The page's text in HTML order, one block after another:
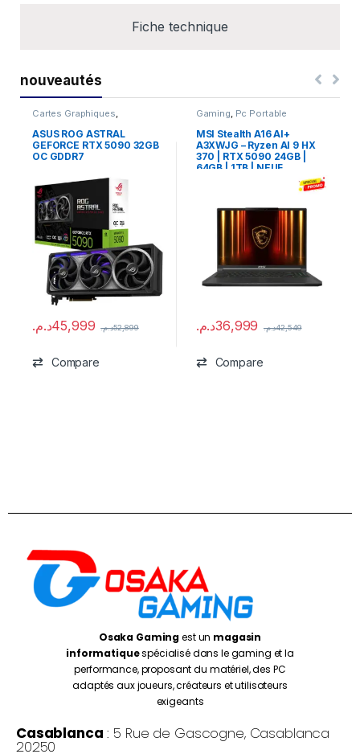
Fiche technique
nouveautés
Cartes Graphiques,
ASUS ROG ASTRAL
GEFORCE RTX 5090 32GB
OC GDDR7
45,999د.م. 52,899د.م.
Compare
Gaming, Pc Portable
MSI Stealth A16 AI+
A3XWJG – Ryzen AI 9 HX
370 | RTX 5090 24GB |
64GB | 1TB | NEUF
36,999د.م. 42,549د.م.
Compare
Osaka Gamingest un magasin
informatiquespécialisé dans le gaming et la
performance, proposant du matériel, des PC
adaptés aux joueurs, créateurs et utilisateurs
exigeants
Casablanca : 5 Rue de Gascogne, Casablanca
20250